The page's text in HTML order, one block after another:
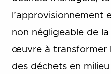
l’approvisionnement
non négligeable de
œuvre à transformer
des déchets en